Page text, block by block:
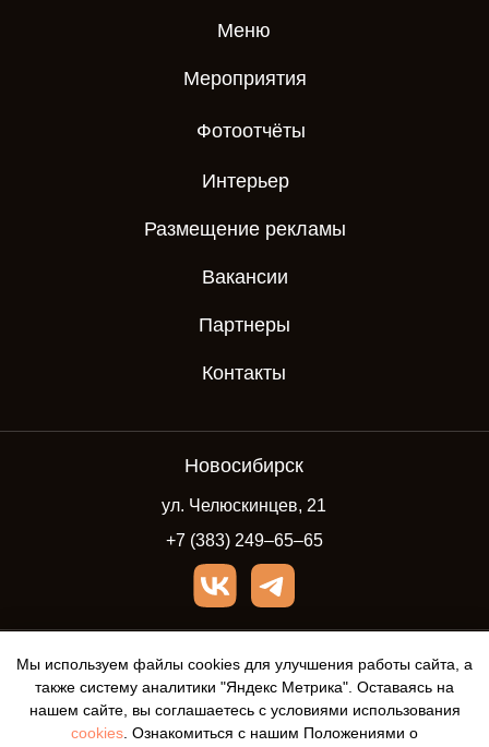
Меню
Мероприятия
Фотоотчёты
Контакты
Размещение рекламы
Вакансии
Партнеры
ул. Челюскинцев, 21
+7 (383) 249‒65‒65
Новосибирск
Интерьер
Политика
Политика обработки
персональных
данных
Мы используем файлы cookies для улучшения работы сайта, а
также систему аналитики "Яндекс Метрика". Оставаясь на
нашем сайте, вы соглашаетесь с условиями использования
cookies . Ознакомиться с нашим Положениями о